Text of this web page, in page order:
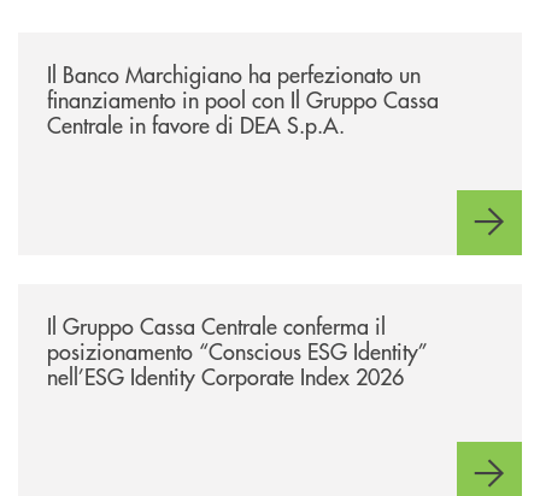
Il Banco Marchigiano ha perfezionato un
finanziamento in pool con Il Gruppo Cassa
Centrale in favore di DEA S.p.A.
Il Gruppo Cassa Centrale conferma il
posizionamento “Conscious ESG Identity”
nell’ESG Identity Corporate Index 2026